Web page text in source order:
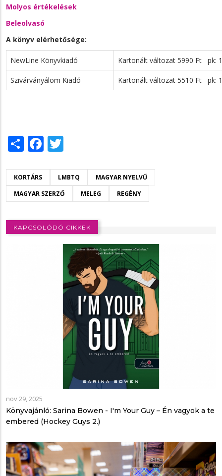
Molyos értékelések
Beleolvasó
A könyv elérhetősége:
NewLine Könyvkiadó Kartonált változat 5990 Ft pk:
Szivárványálom Kiadó Kartonált változat 5510 Ft pk:
ShareFacebook
KORTÁRS LMBTQ
MAGYAR NYELVŰ
MAGYAR SZERZŐ
MELEG REGÉNY
KAPCSOLÓDÓ CIKKEK
nov 29, 2025
Könyvajánló: Sarina Bowen - I'm ​Your Guy – Én vagyok a te
embered (Hockey Guys 2.)